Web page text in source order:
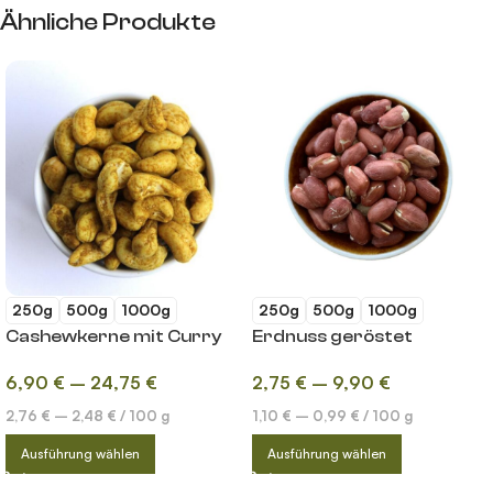
Ähnliche Produkte
250g 500g 1000g
Cashewkerne mit Curry
6,90 € – 24,75 €
2,76 € – 2,48 € / 100 g
Ausführung wählen
250g 500g 1000g
Erdnuss geröstet
2,75 € – 9,90 €
1,10 € – 0,99 € / 100 g
Ausführung wählen